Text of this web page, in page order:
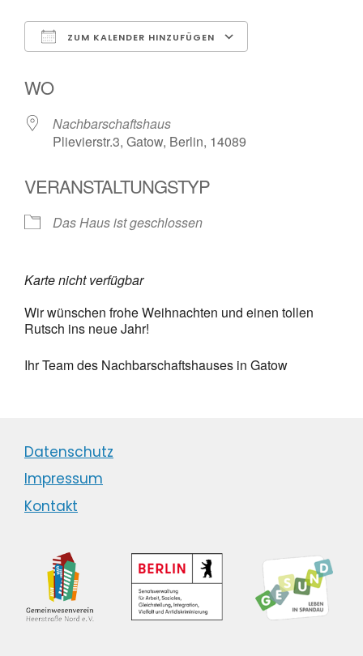
ZUM KALENDER HINZUFÜGEN
WO
Nachbarschaftshaus
Plievierstr.3, Gatow, Berlin, 14089
VERANSTALTUNGSTYP
Das Haus ist geschlossen
Karte nicht verfügbar
Wir wünschen frohe Weihnachten und einen tollen
Rutsch ins neue Jahr!
Ihr Team des Nachbarschaftshauses in Gatow
Datenschutz
Impressum
Kontakt